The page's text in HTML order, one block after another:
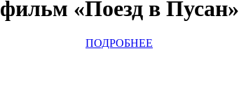
фильм «Поезд в Пусан»
ПОДРОБНЕЕ